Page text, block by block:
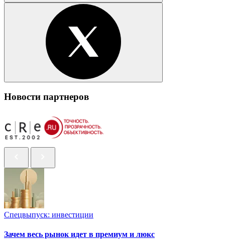
Новости партнеров
Спецвыпуск: инвестиции
Зачем весь рынок идет в премиум и люкс